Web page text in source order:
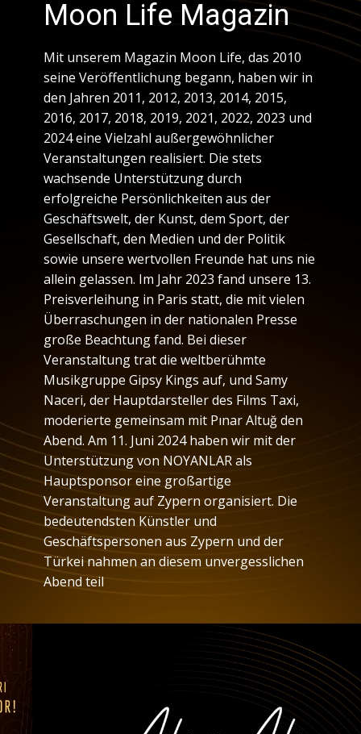
Moon Life Magazin
Mit unserem Magazin Moon Life, das 2010
seine Veröffentlichung begann, haben wir in
den Jahren 2011, 2012, 2013, 2014, 2015,
2016, 2017, 2018, 2019, 2021, 2022, 2023 und
2024 eine Vielzahl außergewöhnlicher
Veranstaltungen realisiert. Die stets
wachsende Unterstützung durch
erfolgreiche Persönlichkeiten aus der
Geschäftswelt, der Kunst, dem Sport, der
Gesellschaft, den Medien und der Politik
sowie unsere wertvollen Freunde hat uns nie
allein gelassen. Im Jahr 2023 fand unsere 13.
Preisverleihung in Paris statt, die mit vielen
Überraschungen in der nationalen Presse
große Beachtung fand. Bei dieser
Veranstaltung trat die weltberühmte
Musikgruppe Gipsy Kings auf, und Samy
Naceri, der Hauptdarsteller des Films Taxi,
moderierte gemeinsam mit Pınar Altuğ den
Abend. Am 11. Juni 2024 haben wir mit der
Unterstützung von NOYANLAR als
Hauptsponsor eine großartige
Veranstaltung auf Zypern organisiert. Die
bedeutendsten Künstler und
Geschäftspersonen aus Zypern und der
Türkei nahmen an diesem unvergesslichen
Abend teil